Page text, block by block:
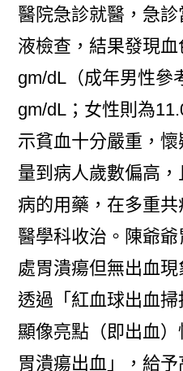
醫院急診就醫，急
液檢查，結果發現
gm/dL（成年男性參
gm/dL；女性則為
示貧血十分嚴重，
量到病人歲數偏高
病的用藥，在多重
醫學科收治。陳爺
處胃潰瘍但無出血
透過「紅血球出血
顯像亮點（即出血
胃潰瘍出血」，給